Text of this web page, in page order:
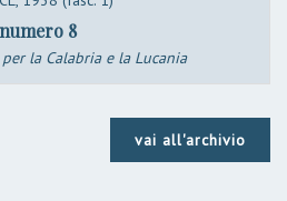
numero 8
la Calabria e la Lucania
vai all'archivio